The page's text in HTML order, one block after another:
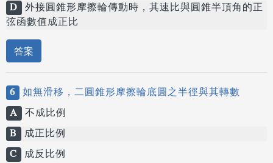
D 外接圓錐形摩擦輪傳動時，其速比與圓錐半頂角的正
弦函數值成正比
答案
6 如無滑移，二圓錐形摩擦輪底圓之半徑與其轉數
A 不成比例
B 成正比例
C 成反比例